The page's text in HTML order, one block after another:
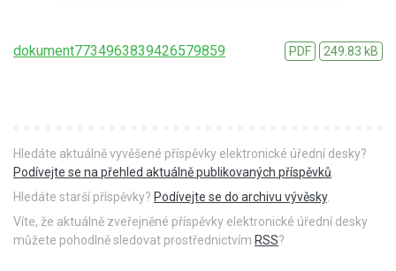
dokument7734963839426579859 PDF 249.83 kB
Hledáte aktuálně vyvěšené příspěvky elektronické úřední desky?
Podívejte se na přehled aktuálně publikovaných příspěvků
Hledáte starší příspěvky? Podívejte se do archivu vývěsky.
Víte, že aktuálně zveřejněné příspěvky elektronické úřední desky
můžete pohodlně sledovat prostřednictvím RSS?